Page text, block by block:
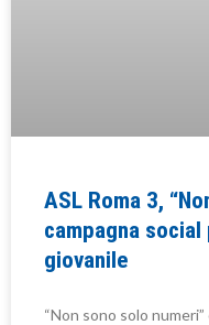
ASL Roma 3,
campagna
giovanile
“Non sono solo